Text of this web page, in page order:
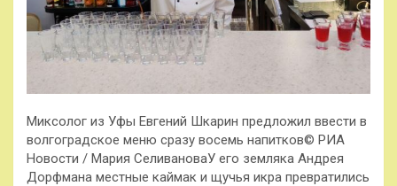
Миксолог из Уфы Евгений Шкарин предложил ввести в
волгоградское меню сразу восемь напитков© РИА
Новости / Мария СеливановаУ его земляка Андрея
Дорфмана местные каймак и щучья икра превратились